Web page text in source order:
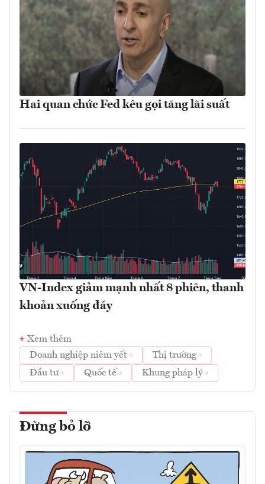
Hai quan chức Fed kêu gọi tăng lãi suất
VN-Index giảm mạnh nhất 8 phiên, thanh
khoản xuống đáy
Xem thêm
Doanh nghiệp niêm yết
Thị trường
Đầu tư
Quốc tế Khung pháp lý
Đừng bỏ lỡ